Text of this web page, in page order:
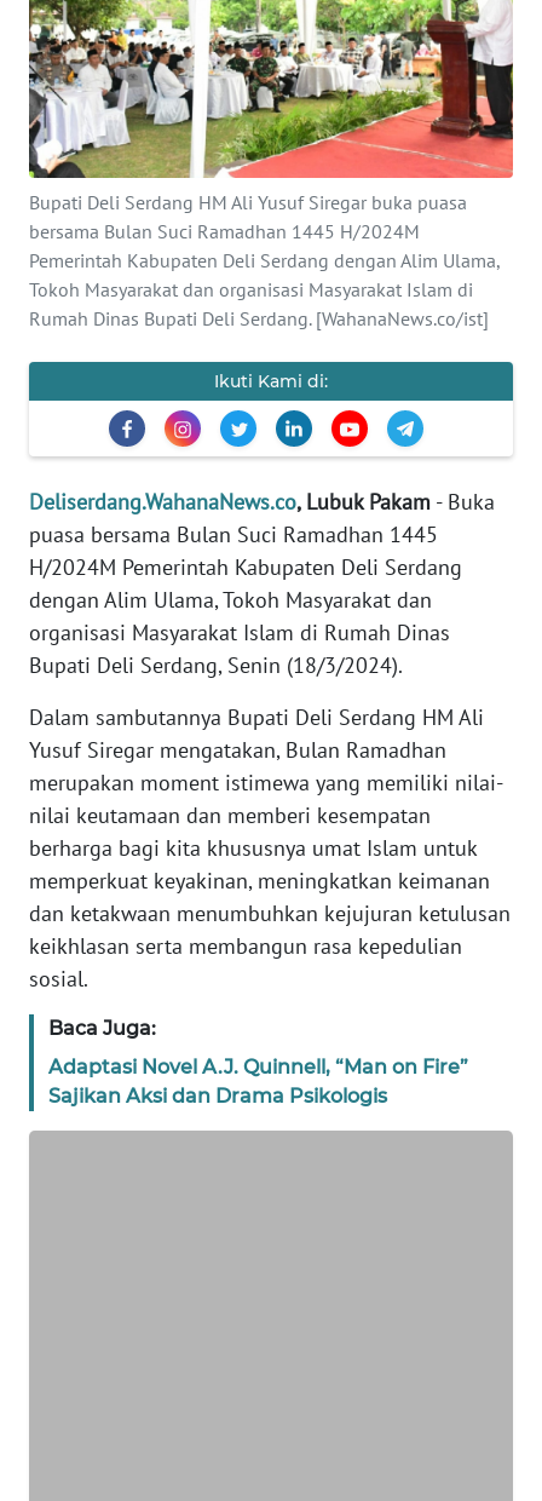
Bupati Deli Serdang HM Ali Yusuf Siregar buka puasa
bersama Bulan Suci Ramadhan 1445 H/2024M
Pemerintah Kabupaten Deli Serdang dengan Alim Ulama,
Tokoh Masyarakat dan organisasi Masyarakat Islam di
Rumah Dinas Bupati Deli Serdang. [WahanaNews.co/ist]
Ikuti Kami di:
Deliserdang.WahanaNews.co, Lubuk Pakam - Buka
puasa bersama Bulan Suci Ramadhan 1445
H/2024M Pemerintah Kabupaten Deli Serdang
dengan Alim Ulama, Tokoh Masyarakat dan
organisasi Masyarakat Islam di Rumah Dinas
Bupati Deli Serdang, Senin (18/3/2024).
Dalam sambutannya Bupati Deli Serdang HM Ali
Yusuf Siregar mengatakan, Bulan Ramadhan
merupakan moment istimewa yang memiliki nilai-
nilai keutamaan dan memberi kesempatan
berharga bagi kita khususnya umat Islam untuk
memperkuat keyakinan, meningkatkan keimanan
dan ketakwaan menumbuhkan kejujuran ketulusan
keikhlasan serta membangun rasa kepedulian
sosial.
Baca Juga:
Adaptasi Novel A.J. Quinnell, “Man on Fire”
Sajikan Aksi dan Drama Psikologis
KONTAK
KAMI
INFO
IKLAN
TENTANG
KAMI
PEDOMAN
MEDIA
REDAKSI
KARIR
DISCLAIMER
Wahana
News
Regional
SUMUT
WN
JAKARTA
WN
JABAR
WN
BANTEN
WN
NTT